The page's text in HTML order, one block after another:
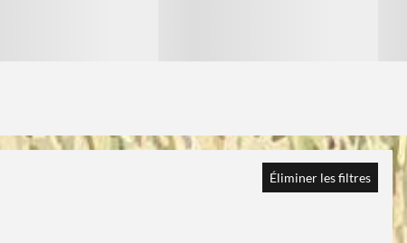
Éliminer les filtres